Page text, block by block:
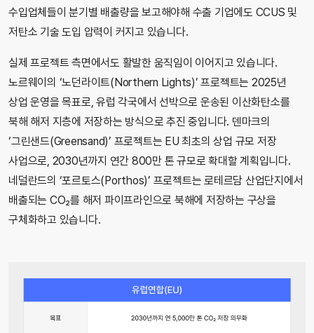
수입업체들이 분기별 배출량을 보고해야해 수출 기업에도 CCUS 및
저탄소 기술 도입 압력이 커지고 있습니다.
실제 프로젝트 측면에서도 활발한 움직임이 이어지고 있습니다.
노르웨이의 ‘노던라이트(Northern Lights)’ 프로젝트는 2025년
상업 운영을 목표로, 유럽 각국에서 선박으로 운송된 이산화탄소를
북해 해저 지층에 저장하는 방식으로 추진 중입니다. 덴마크의
‘그린샌드(Greensand)’ 프로젝트는 EU 최초의 상업 규모 저장
사업으로, 2030년까지 연간 800만 톤 규모로 확대할 계획입니다.
네덜란드의 ‘포르토스(Porthos)’ 프로젝트는 로테르담 산업단지에서
배출되는 CO₂를 해저 파이프라인으로 북해에 저장하는 구상을
구체화하고 있습니다.